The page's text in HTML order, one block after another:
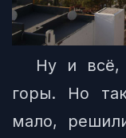
Ну и всё,
горы. Но
мало,